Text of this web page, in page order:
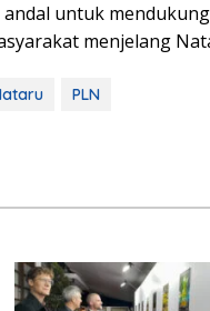
untuk
menjelang
PLN